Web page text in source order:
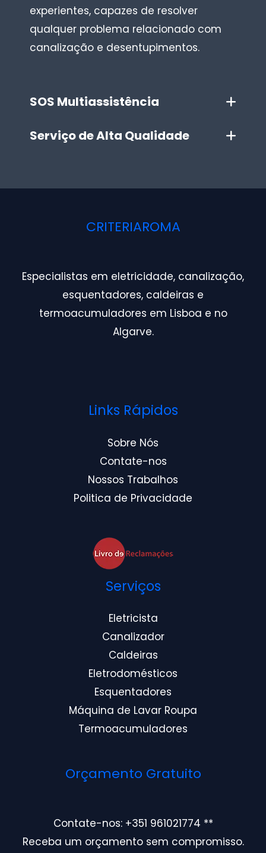
experientes, capazes de resolver
qualquer problema relacionado com
canalização e desentupimentos.
SOS Multiassistência
Serviço de Alta Qualidade
CRITERIAROMA
Especialistas em eletricidade, canalização,
esquentadores, caldeiras e
termoacumuladores em Lisboa e no
Algarve.
Links Rápidos
Sobre Nós
Contate-nos
Nossos Trabalhos
Politica de Privacidade
Serviços
Eletricista
Canalizador
Caldeiras
Eletrodomésticos
Esquentadores
Máquina de Lavar Roupa
Termoacumuladores
Orçamento Gratuito
Contate-nos: +351 961021774 **
Receba um orçamento sem compromisso.